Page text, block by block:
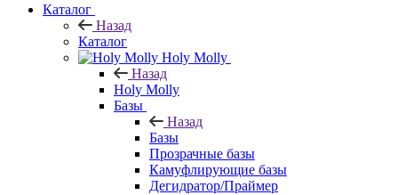
Каталог
Назад
Каталог
Holy Molly
Назад
Holy Molly
Базы
Назад
Базы
Прозрачные базы
Камуфлирующие базы
Дегидратор/Праймер